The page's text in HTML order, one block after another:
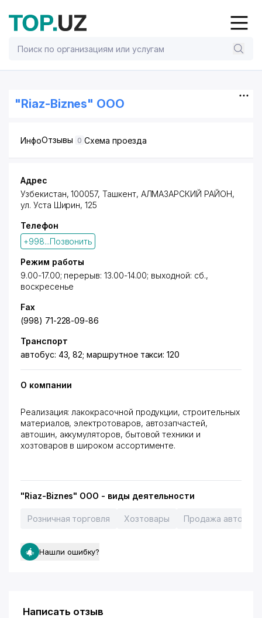
"Riaz-Biznes" ООО
ИнфоОтзывы 0 Схема проезда
Адрес
Узбекистан, 100057, Ташкент, АЛМАЗАРСКИЙ РАЙОН,
ул. Уста Ширин, 125
Телефон
+998...Позвонить
Режим работы
9.00-17.00; перерыв: 13.00-14.00; выходной: сб.,
воскресенье
Fax
(998) 71-228-09-86
Транспорт
автобус: 43, 82; маршрутное такси: 120
О компании
Реализация: лакокрасочной продукции, строительных
материалов, электротоваров, автозапчастей,
автошин, аккумуляторов, бытовой техники и
хозтоваров в широком ассортименте.
"Riaz-Biznes" ООО - виды деятельности
Розничная торговля Хозтовары Продажа
Нашли ошибку?
Написать отзыв